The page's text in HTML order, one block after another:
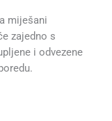
miješani
zajedno s
i odvezene